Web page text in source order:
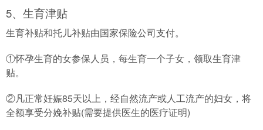
5、生育津贴
生育补贴和托儿补贴由国家保险公司支付。
①怀孕生育的女参保人员，每生育一个子女，领取生育津
贴。
②凡正常妊娠85天以上，经自然流产或人工流产的妇女，将
全额享受分娩补贴(需要提供医生的医疗证明)